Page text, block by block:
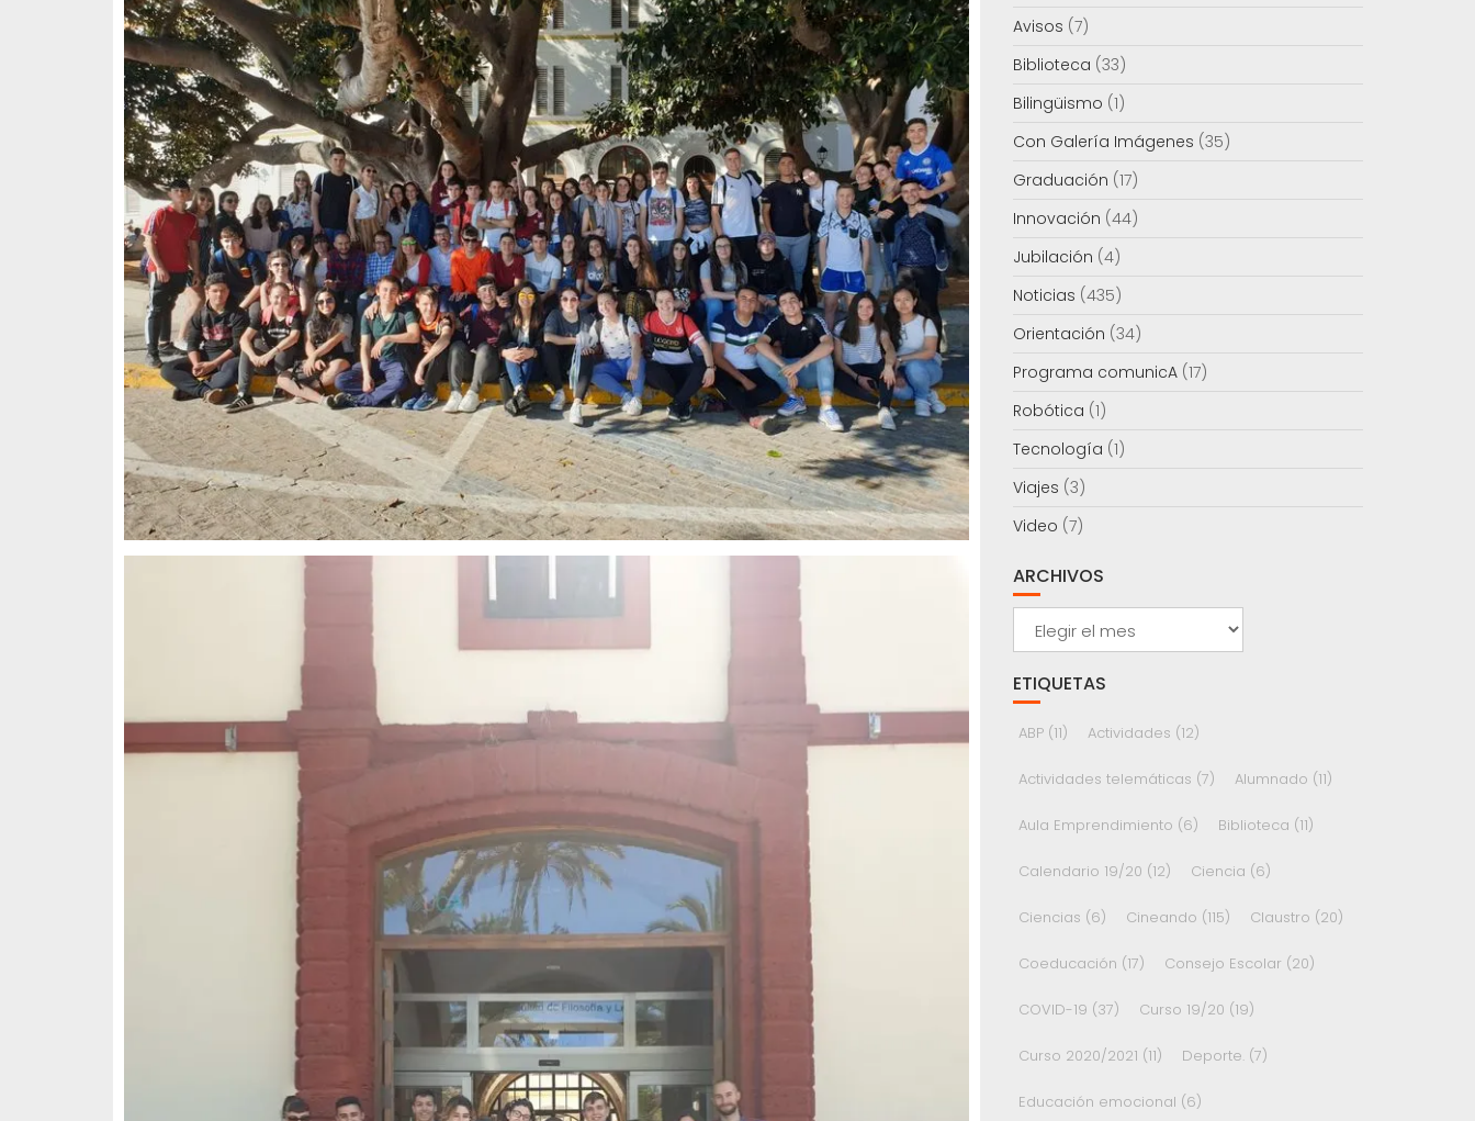
Avisos (7)
Biblioteca (33)
Bilingüismo (1)
Con Galería Imágenes (35)
Graduación (17)
Innovación (44)
Jubilación (4)
Noticias (435)
Orientación (34)
Programa comunicA(17)
Robótica (1)
Tecnología (1)
Viajes (3)
Video (7)
ARCHIVOS
Archivos
ETIQUETAS
ABP(11) Actividades (12)
Actividades telemáticas (7) Alumnado (11)
Aula Emprendimiento (6) Biblioteca (11)
Calendario 19/20 (12) Ciencia (6)
Ciencias (6) Cineando (115) Claustro (20)
Coeducación (17) Consejo Escolar (20)
COVID-19 (37) Curso 19/20 (19)
Curso 2020/2021 (11) Deporte.(7)
Educación emocional (6)